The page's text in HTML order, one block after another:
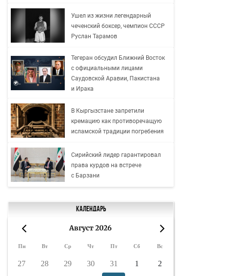
Ушел из жизни легендарный
чеченский боксер, чемпион СССР
Руслан Тарамов
Тегеран обсудил Ближний Восток
с официальными лицами
Саудовской Аравии, Пакистана
и Ирака
В Кыргызстане запретили
кремацию как противоречащую
исламской традиции погребения
Сирийский лидер гарантировал
права курдов на встрече
с Барзани
Календарь
Август 2026
Пн Вт Ср Чт Пт Сб Вс
27 28 29 30 31 1 2